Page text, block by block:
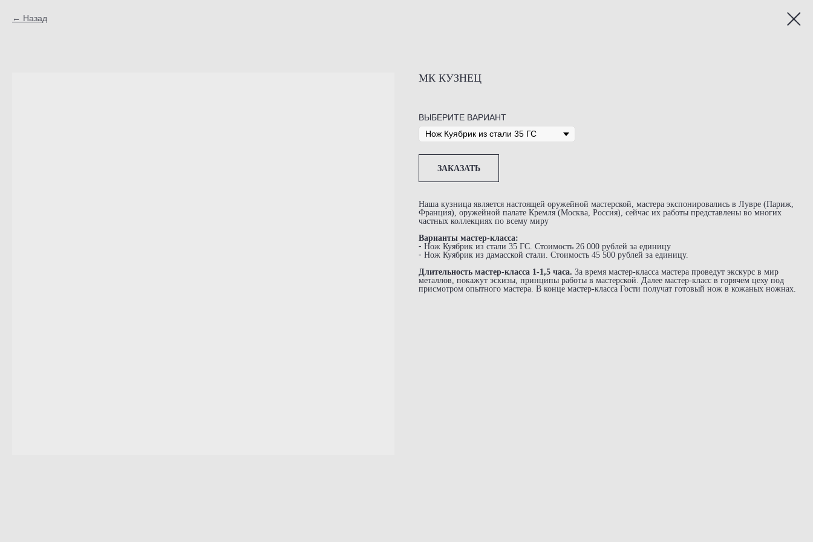
Назад
МК КУЗНЕЦ
ВЫБЕРИТЕ ВАРИАНТ
ЗАКАЗАТЬ
Наша кузница является настоящей оружейной мастерской, мастера экспонировались в Лувре (Париж,
Франция), оружейной палате Кремля (Москва, Россия), сейчас их работы представлены во многих
частных коллекциях по всему миру
Варианты мастер-класса:
⁃ Нож Куябрик из стали 35 ГС. Стоимость 26 000 рублей за единицу
⁃ Нож Куябрик из дамасской стали. Стоимость 45 500 рублей за единицу.
Длительность мастер-класса 1-1,5 часа. За время мастер-класса мастера проведут экскурс в мир
металлов, покажут эскизы, принципы работы в мастерской. Далее мастер-класс в горячем цеху под
присмотром опытного мастера. В конце мастер-класса Гости получат готовый нож в кожаных ножнах.